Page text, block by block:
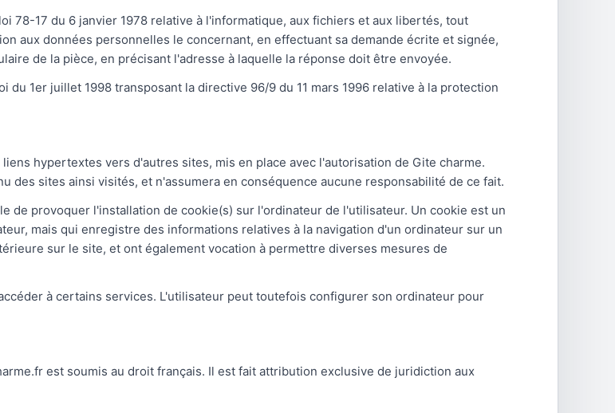
78-17 du 6 janvier 1978 relative à l'informatique, aux fichiers et aux libertés, tout
aux données personnelles le concernant, en effectuant sa demande écrite et signée,
de la pièce, en précisant l'adresse à laquelle la réponse doit être envoyée.
1er juillet 1998 transposant la directive 96/9 du 11 mars 1996 relative à la protection
hypertextes vers d'autres sites, mis en place avec l'autorisation de Gite charme.
des sites ainsi visités, et n'assumera en conséquence aucune responsabilité de ce fait.
de provoquer l'installation de cookie(s) sur l'ordinateur de l'utilisateur. Un cookie est un
mais qui enregistre des informations relatives à la navigation d'un ordinateur sur un
sur le site, et ont également vocation à permettre diverses mesures de
à certains services. L'utilisateur peut toutefois configurer son ordinateur pour
est soumis au droit français. Il est fait attribution exclusive de juridiction aux